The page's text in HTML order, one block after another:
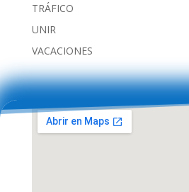
TRÁFICO
UNIR
VACACIONES